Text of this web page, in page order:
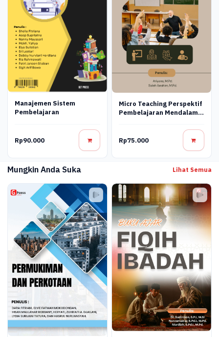
Manajemen Sistem
Pembelajaran
Rp90.000
Micro Teaching Perspektif
Pembelajaran Mendalam
Rp75.000
Mungkin Anda Suka Lihat Semua